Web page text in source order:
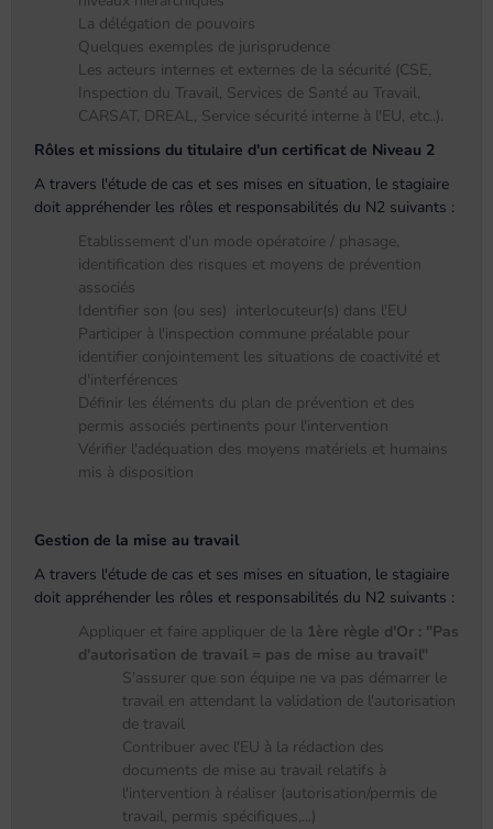
La délégation de pouvoirs
Quelques exemples de jurisprudence
Les acteurs internes et externes de la sécurité (CSE,
Inspection du Travail, Services de Santé au Travail,
CARSAT, DREAL, Service sécurité interne à l'EU, etc..).
Rôles et missions du titulaire d'un certificat de Niveau 2
A travers l'étude de cas et ses mises en situation, le stagiaire
doit appréhender les rôles et responsabilités du N2 suivants :
Etablissement d'un mode opératoire / phasage,
identification des risques et moyens de prévention
associés
Identifier son (ou ses) interlocuteur(s) dans l'EU
Participer à l'inspection commune préalable pour
identifier conjointement les situations de coactivité et
d'interférences
Définir les éléments du plan de prévention et des
permis associés pertinents pour l'intervention
Vérifier l'adéquation des moyens matériels et humains
mis à disposition
Gestion de la mise au travail
A travers l'étude de cas et ses mises en situation, le stagiaire
doit appréhender les rôles et responsabilités du N2 suivants :
Appliquer et faire appliquer de la 1ère règle d'Or : "Pas
d'autorisation de travail = pas de mise au travail"
S'assurer que son équipe ne va pas démarrer le
travail en attendant la validation de l'autorisation
de travail
Contribuer avec l'EU à la rédaction des
documents de mise au travail relatifs à
l'intervention à réaliser (autorisation/permis de
travail, permis spécifiques,...)